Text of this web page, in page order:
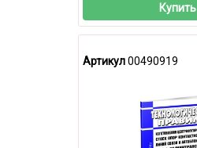
Купить
Артикул00490919